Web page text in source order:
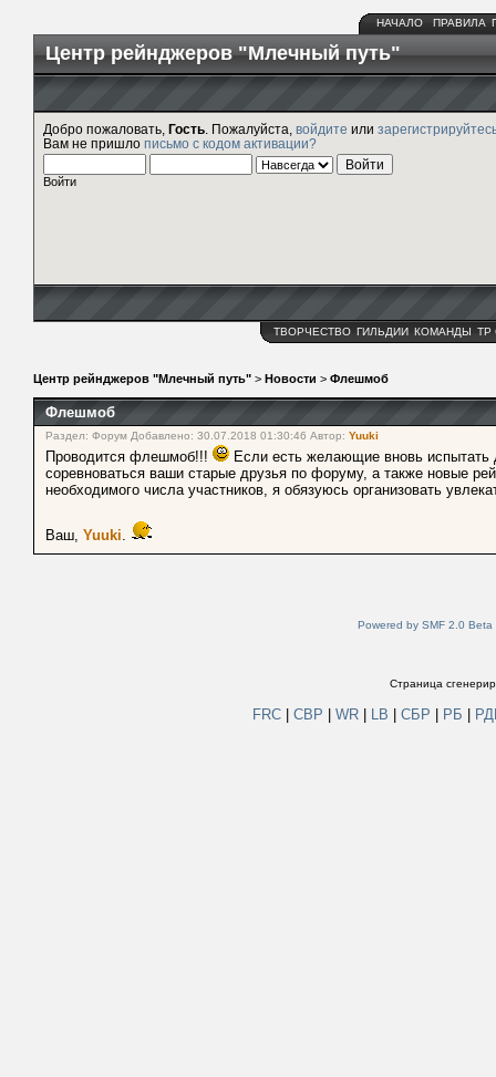
НАЧАЛО ПРАВИЛА
Центр рейнджеров "Млечный путь"
Добро пожаловать, Гость . Пожалуйста, войдите или
Вам не пришло письмо с кодом активации?
Войти
ТВОРЧЕСТВО ГИЛЬДИИ КОМАНДЫ ТР
Центр рейнджеров "Млечный путь" > Новости > Флешмоб
Флешмоб
Раздел: Форум Добавлено: 30.07.2018 01:30:46 Автор: Yuuki
Проводится флешмоб!!!
Если есть желающие вновь испытать
соревноваться ваши старые друзья по форуму, а также новые
необходимого числа участников, я обязуюсь организовать
Ваш, Yuuki.
Powered by SMF 2.0 Beta
Страница
FRC СВР WR LB СБР РБ